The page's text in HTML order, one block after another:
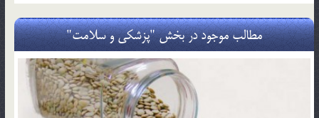
مطالب موجود در بخش "پزشکی و سلامت"